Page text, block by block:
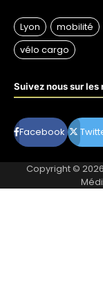
Suivez nous sur les
Facebook
Copyright © 2026